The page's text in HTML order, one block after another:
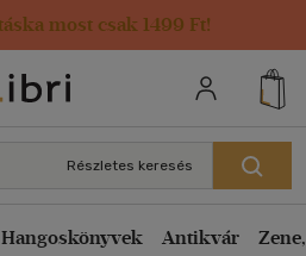
most csak 1499 Ft!
adatai
Részletes keresés
Hangoskönyvek Antikvár